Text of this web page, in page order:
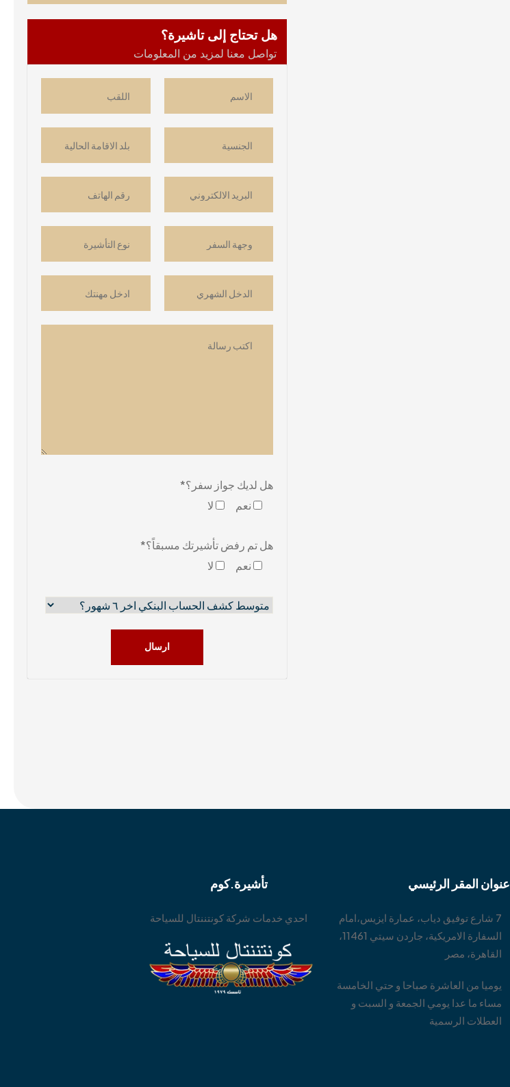
هل تحتاج إلى تاشيرة؟
تواصل معنا لمزيد من المعلومات
هل لديك جواز سفر؟*
نعم
لا
هل تم رفض تأشيرتك مسبقاً؟*
نعم
لا
ارسال
عنوان المقر الرئيسي
7 شارع توفيق دياب، عمارة ايزيس،امام
السفارة الامريكية، جاردن سيتي 11461،
القاهرة، مصر
يوميا من العاشرة صباحا و حتي الخامسة
مساء ما عدا يومي الجمعة و السبت و
العطلات الرسمية
تأشيرة.كوم
احدي خدمات شركة كونتننتال للسياحة